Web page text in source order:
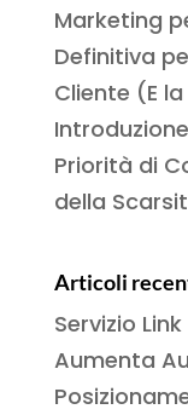
Marketing
Definitiva
Cliente (E
Priorità di
della
Articoli
Servizio
Aumenta